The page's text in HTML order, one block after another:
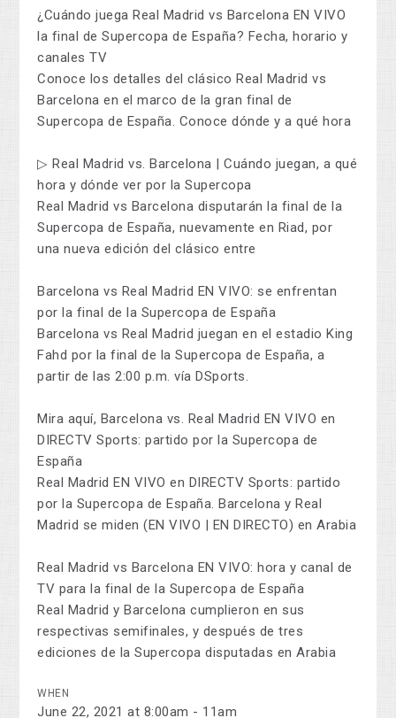
¿Cuándo juega Real Madrid vs Barcelona EN VIVO
la final de Supercopa de España? Fecha, horario y
canales TV
Conoce los detalles del clásico Real Madrid vs
Barcelona en el marco de la gran final de
Supercopa de España. Conoce dónde y a qué hora
▷ Real Madrid vs. Barcelona | Cuándo juegan, a qué
hora y dónde ver por la Supercopa
Real Madrid vs Barcelona disputarán la final de la
Supercopa de España, nuevamente en Riad, por
una nueva edición del clásico entre
Barcelona vs Real Madrid EN VIVO: se enfrentan
por la final de la Supercopa de España
Barcelona vs Real Madrid juegan en el estadio King
Fahd por la final de la Supercopa de España, a
partir de las 2:00 p.m. vía DSports.
Mira aquí, Barcelona vs. Real Madrid EN VIVO en
DIRECTV Sports: partido por la Supercopa de
España
Real Madrid EN VIVO en DIRECTV Sports: partido
por la Supercopa de España. Barcelona y Real
Madrid se miden (EN VIVO | EN DIRECTO) en Arabia
Real Madrid vs Barcelona EN VIVO: hora y canal de
TV para la final de la Supercopa de España
Real Madrid y Barcelona cumplieron en sus
respectivas semifinales, y después de tres
ediciones de la Supercopa disputadas en Arabia
WHEN
June 22, 2021 at 8:00am - 11am